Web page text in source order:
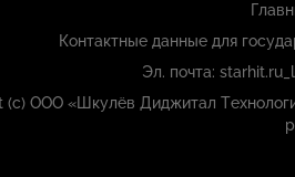
Контактные данные для
Эл. почта:
(с) ООО «Шкулёв Диджитал